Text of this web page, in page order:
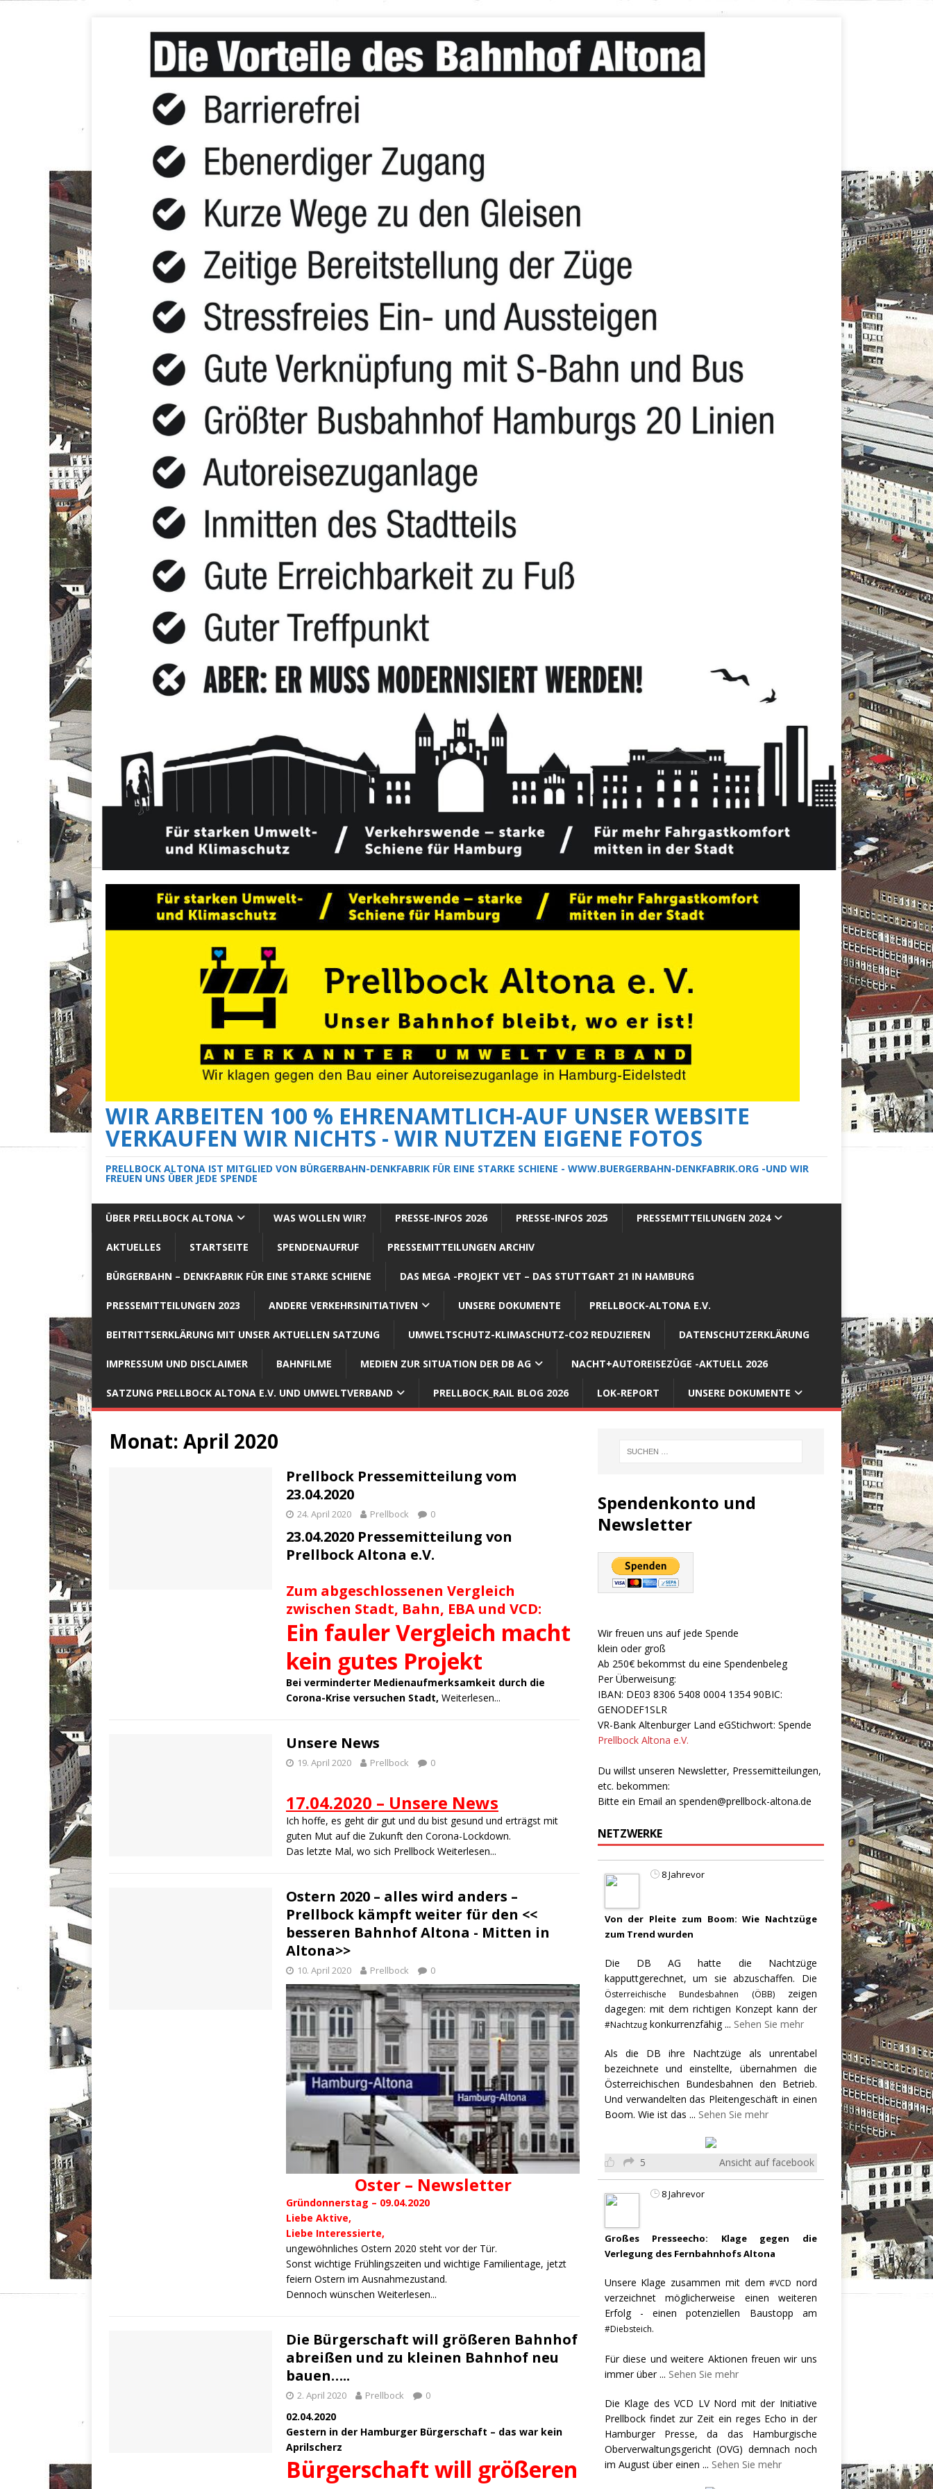
WIR ARBEITEN 100 % EHRENAMTLICH-AUF UNSER WEBSITE
VERKAUFEN WIR NICHTS - WIR NUTZEN EIGENE FOTOS
PRELLBOCK ALTONA IST MITGLIED VON BÜRGERBAHN-DENKFABRIK FÜR EINE STARKE SCHIENE - WWW.BUERGERBAHN-DENKFABRIK.ORG -UND WIR
FREUEN UNS ÜBER JEDE SPENDE
ÜBER PRELLBOCK ALTONA WAS WOLLEN WIR? PRESSE-INFOS 2026 PRESSE-INFOS 2025 PRESSEMITTEILUNGEN 2024
AKTUELLES STARTSEITE SPENDENAUFRUF PRESSEMITTEILUNGEN ARCHIV
BÜRGERBAHN – DENKFABRIK FÜR EINE STARKE SCHIENE DAS MEGA -PROJEKT VET – DAS STUTTGART 21 IN HAMBURG
PRESSEMITTEILUNGEN 2023 ANDERE VERKEHRSINITIATIVEN UNSERE DOKUMENTE PRELLBOCK-ALTONA E.V.
BEITRITTSERKLÄRUNG MIT UNSER AKTUELLEN SATZUNG UMWELTSCHUTZ-KLIMASCHUTZ-CO2 REDUZIEREN DATENSCHUTZERKLÄRUNG
IMPRESSUM UND DISCLAIMER BAHNFILME MEDIEN ZUR SITUATION DER DB AG NACHT+AUTOREISEZÜGE -AKTUELL 2026
SATZUNG PRELLBOCK ALTONA E.V. UND UMWELTVERBAND PRELLBOCK_RAIL BLOG 2026 LOK-REPORT UNSERE DOKUMENTE
Monat: April 2020
Prellbock Pressemitteilung vom
23.04.2020
24. April 2020 Prellbock 0
23.04.2020 Pressemitteilung von
Prellbock Altona e.V.
Zum abgeschlossenen Vergleich
zwischen Stadt, Bahn, EBA und VCD:
Ein fauler Vergleich macht
kein gutes Projekt
Bei verminderter Medienaufmerksamkeit durch die
Corona-Krise versuchen Stadt, Weiterlesen...
Unsere News
19. April 2020 Prellbock 0
17.04.2020 – Unsere News
Ich hoffe, es geht dir gut und du bist gesund und erträgst mit
guten Mut auf die Zukunft den Corona-Lockdown.
Das letzte Mal, wo sich Prellbock Weiterlesen...
Ostern 2020 – alles wird anders –
Prellbock kämpft weiter für den <<
besseren Bahnhof Altona - Mitten in
Altona>>
10. April 2020 Prellbock 0
Oster – Newsletter
Gründonnerstag – 09.04.2020
Liebe Aktive,
Liebe Interessierte,
ungewöhnliches Ostern 2020 steht vor der Tür.
Sonst wichtige Frühlingszeiten und wichtige Familientage, jetzt
feiern Ostern im Ausnahmezustand.
Dennoch wünschen Weiterlesen...
Die Bürgerschaft will größeren Bahnhof
abreißen und zu kleinen Bahnhof neu
bauen…..
2. April 2020 Prellbock 0
02.04.2020
Gestern in der Hamburger Bürgerschaft – das war kein
Aprilscherz
Bürgerschaft will größeren
Spendenkonto und
Newsletter
Wir freuen uns auf jede Spende
klein oder groß
Ab 250€ bekommst du eine Spendenbeleg
Per Überweisung:
IBAN: DE03 8306 5408 0004 1354 90BIC:
GENODEF1SLR
VR-Bank Altenburger Land eGStichwort: Spende
Prellbock Altona e.V.
Du willst unseren Newsletter, Pressemitteilungen,
etc. bekommen:
Bitte ein Email an spenden@prellbock-altona.de
NETZWERKE
8 Jahrevor
Von der Pleite zum Boom: Wie Nachtzüge
zum Trend wurden
Die DB AG hatte die Nachtzüge
kapputtgerechnet, um sie abzuschaffen. Die
Österreichische Bundesbahnen (ÖBB)zeigen
dagegen: mit dem richtigen Konzept kann der
#Nachtzugkonkurrenzfähig... Sehen Sie mehr
Als die DB ihre Nachtzüge als unrentabel
bezeichnete und einstellte, übernahmen die
Österreichischen Bundesbahnen den Betrieb.
Und verwandelten das Pleitengeschäft in einen
Boom. Wie ist das ... Sehen Sie mehr
5 Ansicht auf facebook
8 Jahrevor
Großes Presseecho: Klage gegen die
Verlegung des Fernbahnhofs Altona
Unsere Klage zusammen mit dem#VCD nord
verzeichnet möglicherweise einen weiteren
Erfolg - einen potenziellen Baustopp am
#Diebsteich.
Für diese und weitere Aktionen freuen wir uns
immer über... Sehen Sie mehr
Die Klage des VCD LV Nord mit der Initiative
Prellbock findet zur Zeit ein reges Echo in der
Hamburger Presse, da das Hamburgische
Oberverwaltungsgericht (OVG) demnach noch
im August über einen ... Sehen Sie mehr